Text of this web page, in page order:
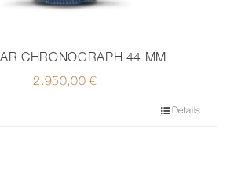
CHRONOGRAPH 44 MM
2.950,00€
Details